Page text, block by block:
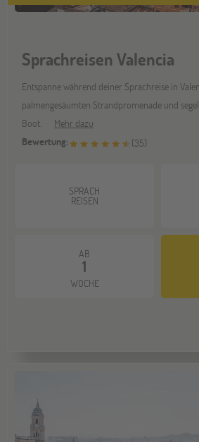
Sprachreisen Valencia
Entspanne während deiner Sprachreise in
palmengesäumten Strandpromenade und
Boot.
Mehr dazu
Bewertung:
(35)
SPRACH
REISEN
AB
1
WOCHE